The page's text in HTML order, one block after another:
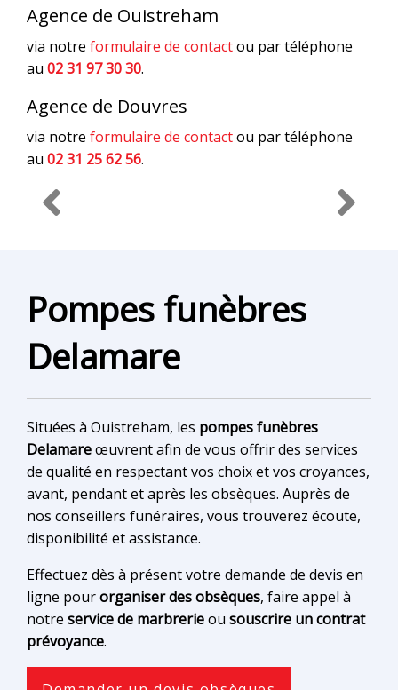
Agence de Ouistreham
via notre formulaire de contactou par téléphone
au 02 31 97 30 30.
Agence de Douvres
via notre formulaire de contactou par téléphone
au 02 31 25 62 56.
Previous Slide
Next
Pompes funèbres
Delamare
Situées à Ouistreham, les pompes funèbres
Delamareœuvrent afin de vous offrir des services
de qualité en respectant vos choix et vos croyances,
avant, pendant et après les obsèques. Auprès de
nos conseillers funéraires, vous trouverez écoute,
disponibilité et assistance.
Effectuez dès à présent votre demande de devis en
ligne pourorganiser des obsèques, faire appel à
notre service de marbrerieou souscrire un contrat
prévoyance.